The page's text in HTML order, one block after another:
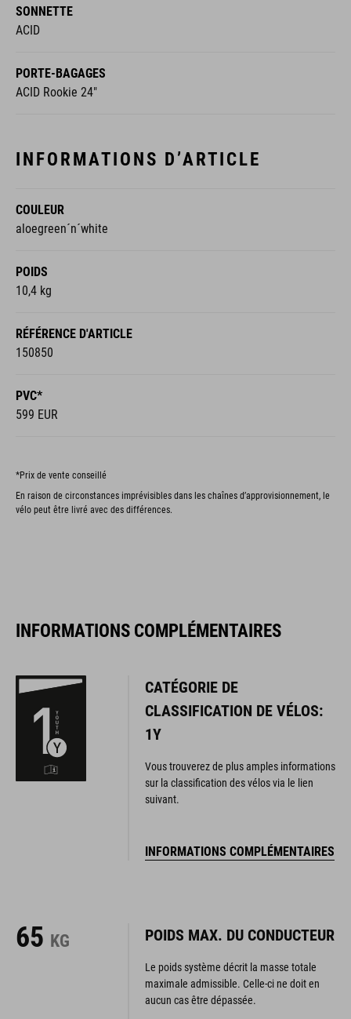
SONNETTE
ACID
PORTE-BAGAGES
ACID Rookie 24"
INFORMATIONS D’ARTICLE
COULEUR
aloegreen´n´white
POIDS
10,4 kg
RÉFÉRENCE D'ARTICLE
150850
PVC*
599 EUR
*Prix de vente conseillé
En raison de circonstances imprévisibles dans les chaînes d’approvisionnement, le
vélo peut être livré avec des différences.
INFORMATIONS COMPLÉMENTAIRES
CATÉGORIE DE
CLASSIFICATION DE VÉLOS:
1Y
Vous trouverez de plus amples informations
sur la classification des vélos via le lien
suivant.
INFORMATIONS COMPLÉMENTAIRES
65 KG POIDS MAX. DU CONDUCTEUR
Le poids système décrit la masse totale
maximale admissible. Celle-ci ne doit en
aucun cas être dépassée.